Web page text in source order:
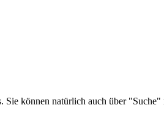
können natürlich auch über